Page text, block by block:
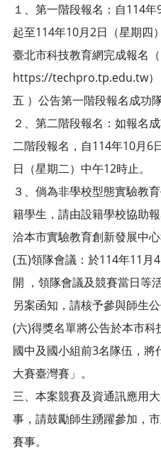
１、第一階段報名：自114
起至114年10月2日（星期四
臺北市科技教育網完成報名（
https://techpro.tp.edu.tw）
五 ）公告第一階段報名成功隊
２、第二階段報名：如報名
二階段報名，自114年10月6
日（星期二）中午12時止。
３、倘為非學校型態實驗教
籍學生，請由設籍學校協助
洽本市實驗教育創新發展中心
(五)領隊會議：於114年11月
開 ，領隊會議及競賽當日等
另案函知，請核予參與師生公
(六)得獎名單將公告於本市科
國中及國小組前3名隊伍，
大賽臺灣賽」。
三、本案競賽及資通訊應用
事，請鼓勵師生踴躍參加，
賽事。